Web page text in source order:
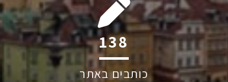
200
כותבים באתר